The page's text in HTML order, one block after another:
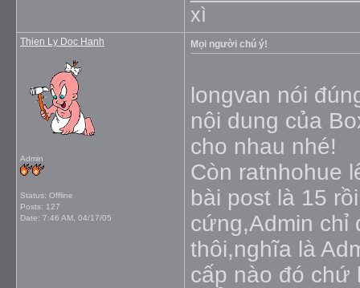
xì
Thien Ly Doc Hanh
Admin
Status: Offline
Posts: 127
Date: 7:46 AM, 04/17/05
Mọi người chú ý!
longvan nói
nội dung của
cho nhau nhé!
Còn ratnhohue
bài post là 15
cứng,Admin chỉ
thôi,nghĩa là
cấp nào đó chứ